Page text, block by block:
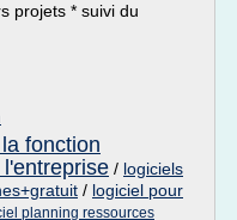
projets * suivi du
fonction
/ logiciels
/ logiciel pour
planning ressources